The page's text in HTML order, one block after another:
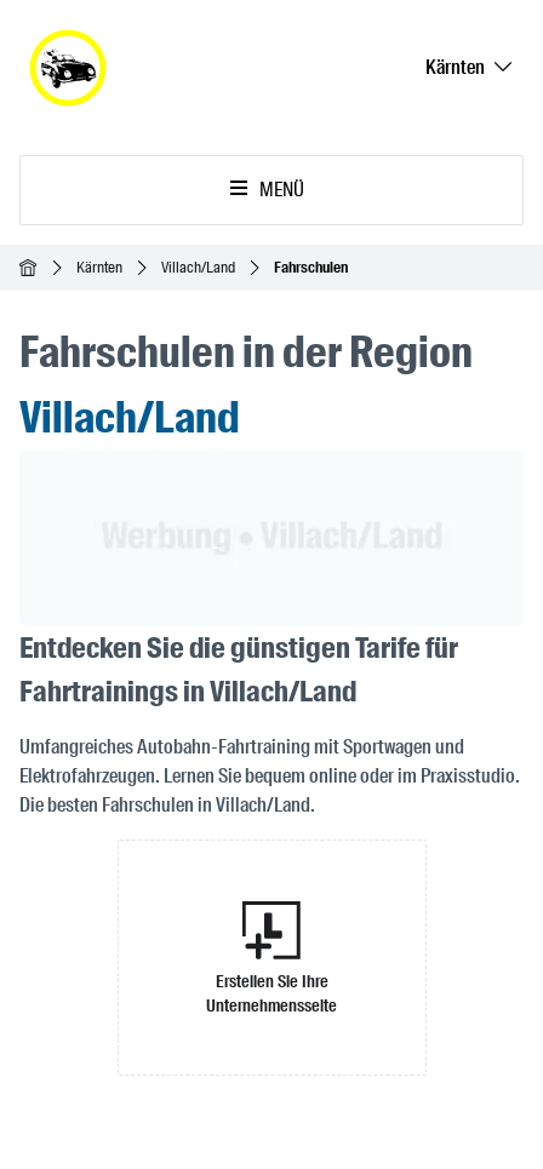
Kärnten
MENÜ
StartseiteKärnten Villach/Land Fahrschulen
Fahrschulen in der Region
Villach/Land
Entdecken Sie die günstigen Tarife für
Fahrtrainings in Villach/Land
Umfangreiches Autobahn-Fahrtraining mit Sportwagen und
Elektrofahrzeugen. Lernen Sie bequem online oder im Praxisstudio.
Die besten Fahrschulen in Villach/Land.
Erstellen Sie Ihre
Unternehmensseite